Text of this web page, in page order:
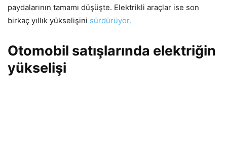
paydalarının tamamı düşüşte. Elektrikli araçlar ise son
birkaç yıllık yükselişini sürdürüyor.
Otomobil satışlarında elektriğin
yükselişi